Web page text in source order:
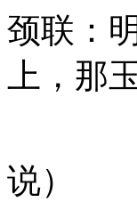
颈联：
上，那
缕升
说）